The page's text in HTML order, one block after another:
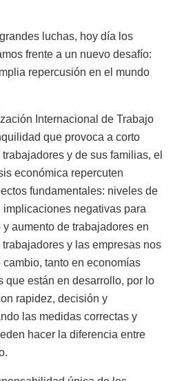
luchas, hoy día los
frente a un nuevo desafío:
repercusión en el mundo
Internacional de Trabajo
que provoca a corto
y de sus familias, el
económica repercuten
fundamentales: niveles de
negativas para
aumento de trabajadores en
trabajadores y las empresas nos
tanto en economías
que están en desarrollo, por lo
rapidez, decisión y
las medidas correctas y
hacer la diferencia entre